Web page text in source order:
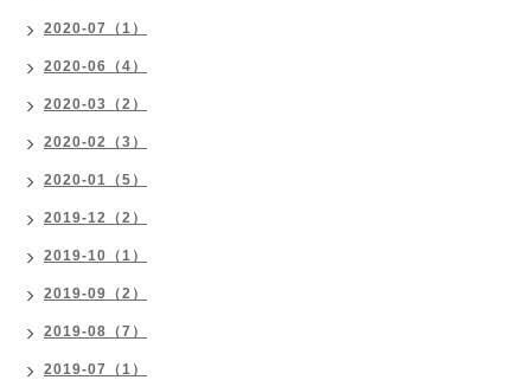
2020-07（1）
2020-06（4）
2020-03（2）
2020-02（3）
2020-01（5）
2019-12（2）
2019-10（1）
2019-09（2）
2019-08（7）
2019-07（1）